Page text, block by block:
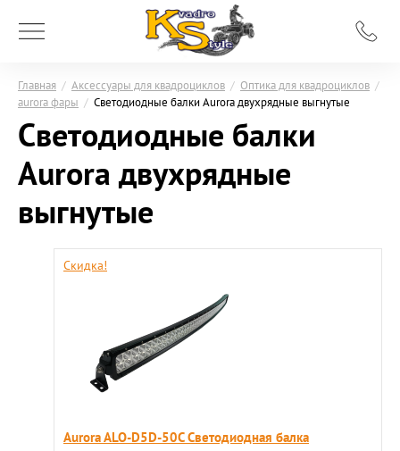
Главная / Аксессуары для квадроциклов / Оптика для квадроциклов /
aurora фары / Светодиодные балки Aurora двухрядные выгнутые
Светодиодные балки
Aurora двухрядные
выгнутые
Скидка!
Aurora ALO-D5D-50C Светодиодная балка